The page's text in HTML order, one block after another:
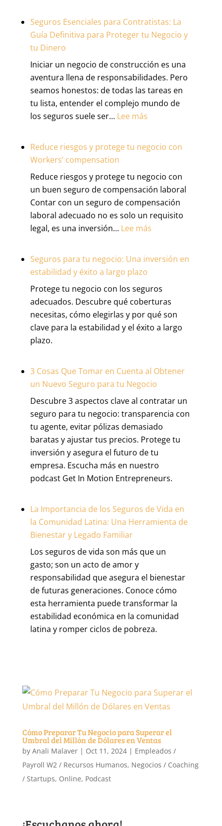
Seguros Esenciales para Contratistas: La
Guía Definitiva para Proteger tu Negocio y
tu Dinero
Iniciar un negocio de construcción es una
aventura llena de responsabilidades. Pero
seamos honestos: de todas las tareas en
tu lista, entender el complejo mundo de
los seguros suele ser… Lee más:
Esenciales
para
La
Guía
Definitiva
para
Proteger
Negocio
y
Reduce riesgos y protege tu negocio con
Workers’ compensation
Reduce riesgos y protege tu negocio con
un buen seguro de compensación laboral
Contar con un seguro de compensación
laboral adecuado no es solo un requisito
legal, es una inversión… Lee más:
riesgos
tu
negocio
con
Workers’
Seguros para tu negocio: Una inversión en
estabilidad y éxito a largo plazo
Protege tu negocio con los seguros
adecuados. Descubre qué coberturas
necesitas, cómo elegirlas y por qué son
clave para la estabilidad y el éxito a largo
plazo.
3 Cosas Que Tomar en Cuenta al Obtener
un Nuevo Seguro para tu Negocio
Descubre 3 aspectos clave al contratar un
seguro para tu negocio: transparencia con
tu agente, evitar pólizas demasiado
baratas y ajustar tus precios. Protege tu
inversión y asegura el futuro de tu
empresa. Escucha más en nuestro
podcast Get In Motion Entrepreneurs.
La Importancia de los Seguros de Vida en
la Comunidad Latina: Una Herramienta de
Bienestar y Legado Familiar
Los seguros de vida son más que un
gasto; son un acto de amor y
responsabilidad que asegura el bienestar
de futuras generaciones. Conoce cómo
esta herramienta puede transformar la
estabilidad económica en la comunidad
latina y romper ciclos de pobreza.
Cómo Preparar Tu Negocio para Superar el
Umbral del Millón de Dólares en Ventas
by Anali Malaver| Oct 11, 2024| Empleados /
Payroll W2 / Recursos Humanos, Negocios / Coaching
/ Startups, Online, Podcast